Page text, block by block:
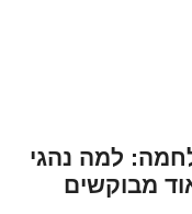
למה נהגי
מבוקשים